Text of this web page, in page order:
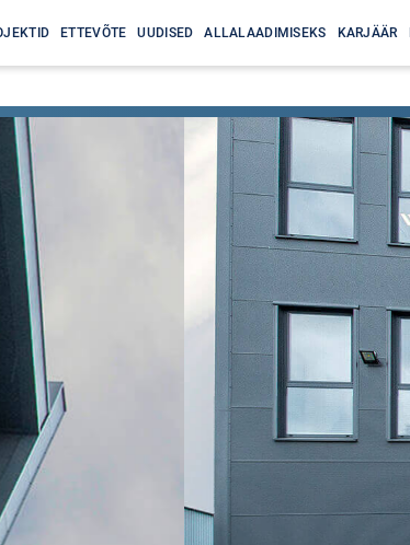
ETTEVÕTE UUDISED ALLALAADIMISEKS KARJÄÄR